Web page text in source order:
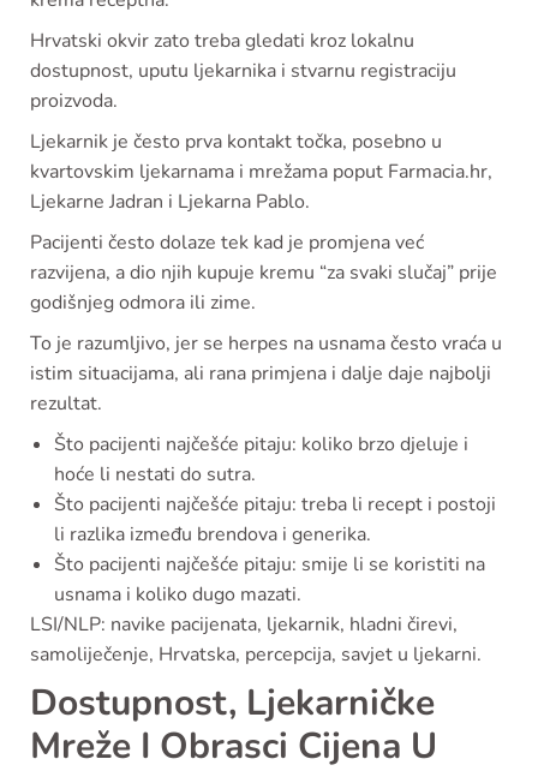
Hrvatski okvir zato treba gledati kroz lokalnu
dostupnost, uputu ljekarnika i stvarnu registraciju
proizvoda.
Ljekarnik je često prva kontakt točka, posebno u
kvartovskim ljekarnama i mrežama poput Farmacia.hr,
Ljekarne Jadran i Ljekarna Pablo.
Pacijenti često dolaze tek kad je promjena već
razvijena, a dio njih kupuje kremu “za svaki slučaj” prije
godišnjeg odmora ili zime.
To je razumljivo, jer se herpes na usnama često vraća u
istim situacijama, ali rana primjena i dalje daje najbolji
rezultat.
Što pacijenti najčešće pitaju: koliko brzo djeluje i
hoće li nestati do sutra.
Što pacijenti najčešće pitaju: treba li recept i postoji
li razlika između brendova i generika.
Što pacijenti najčešće pitaju: smije li se koristiti na
usnama i koliko dugo mazati.
LSI/NLP: navike pacijenata, ljekarnik, hladni čirevi,
samoliječenje, Hrvatska, percepcija, savjet u ljekarni.
Dostupnost, Ljekarničke
Mreže I Obrasci Cijena U